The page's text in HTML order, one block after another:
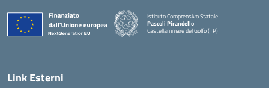
Istituto Comprensivo Statale
Pascoli Pirandello
Castellammare del Golfo (TP)
Link Esterni